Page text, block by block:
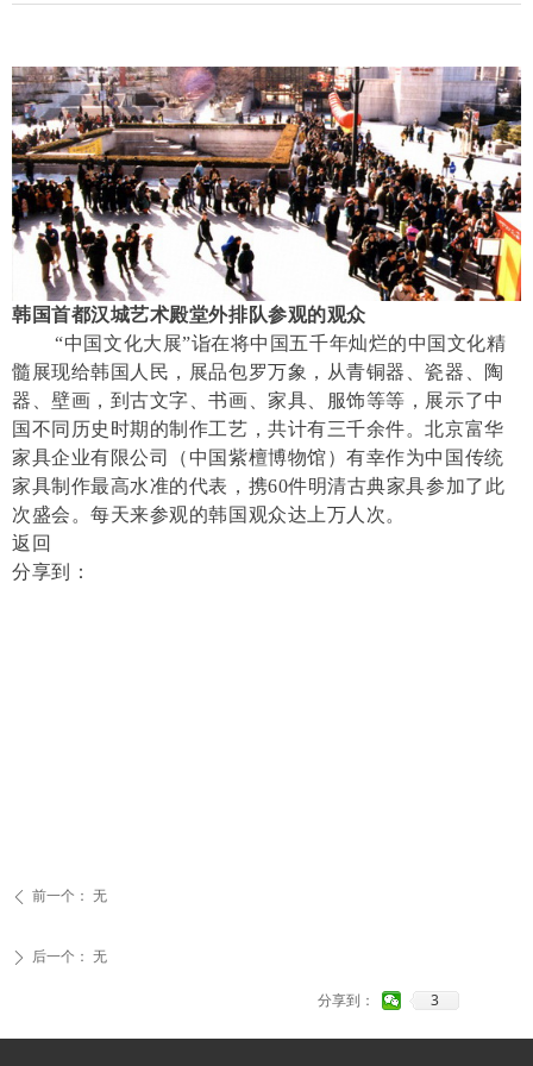
韩国首都汉城艺术殿堂外排队参观的观众
“中国文化大展”诣在将中国五千年灿烂的中国文化精
髓展现给韩国人民，展品包罗万象，从青铜器、瓷器、陶
器、壁画，到古文字、书画、家具、服饰等等，展示了中
国不同历史时期的制作工艺，共计有三千余件。北京富华
家具企业有限公司（中国紫檀博物馆）有幸作为中国传统
家具制作最高水准的代表，携60件明清古典家具参加了此
次盛会。每天来参观的韩国观众达上万人次。
返回
分享到：
ꄴ 前一个： 无
ꄲ 后一个： 无
分享到： 3